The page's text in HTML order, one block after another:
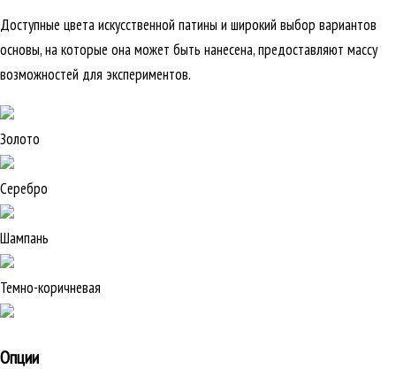
Доступные цвета искусственной патины и широкий выбор вариантов
основы, на которые она может быть нанесена, предоставляют массу
возможностей для экспериментов.
Золото
Серебро
Шампань
Темно-коричневая
Опции